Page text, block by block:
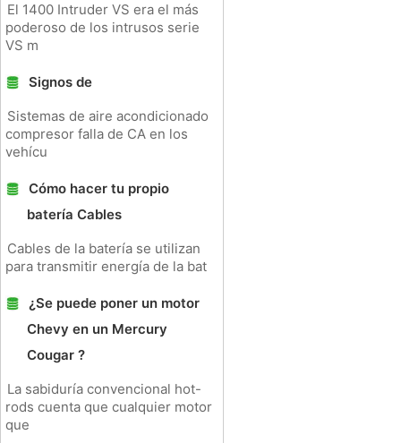
El 1400 Intruder VS era el más
poderoso de los intrusos serie
VS m
Signos de
Sistemas de aire acondicionado
compresor falla de CA en los
vehícu
Cómo hacer tu propio
batería Cables
Cables de la batería se utilizan
para transmitir energía de la bat
¿Se puede poner un motor
Chevy en un Mercury
Cougar ?
La sabiduría convencional hot-
rods cuenta que cualquier motor
que